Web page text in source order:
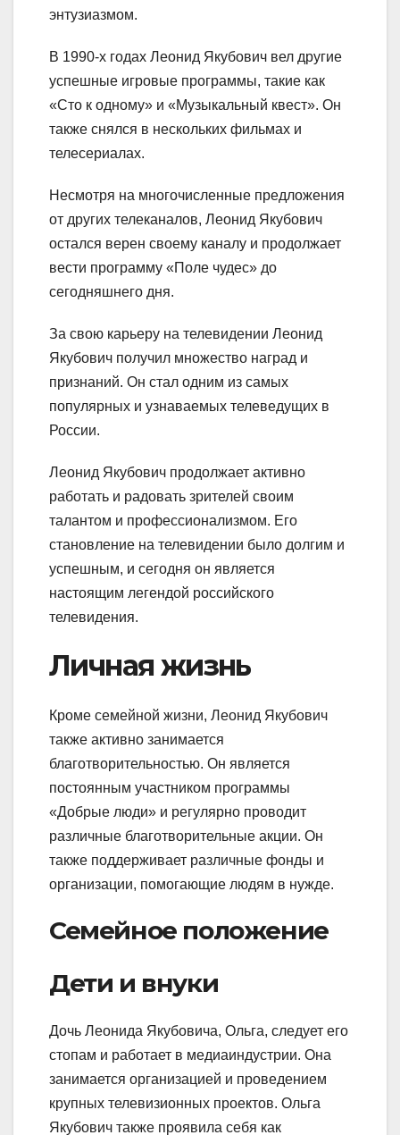
энтузиазмом.
В 1990-х годах Леонид Якубович вел другие
успешные игровые программы, такие как
«Сто к одному» и «Музыкальный квест». Он
также снялся в нескольких фильмах и
телесериалах.
Несмотря на многочисленные предложения
от других телеканалов, Леонид Якубович
остался верен своему каналу и продолжает
вести программу «Поле чудес» до
сегодняшнего дня.
За свою карьеру на телевидении Леонид
Якубович получил множество наград и
признаний. Он стал одним из самых
популярных и узнаваемых телеведущих в
России.
Леонид Якубович продолжает активно
работать и радовать зрителей своим
талантом и профессионализмом. Его
становление на телевидении было долгим и
успешным, и сегодня он является
настоящим легендой российского
телевидения.
Личная жизнь
Кроме семейной жизни, Леонид Якубович
также активно занимается
благотворительностью. Он является
постоянным участником программы
«Добрые люди» и регулярно проводит
различные благотворительные акции. Он
также поддерживает различные фонды и
организации, помогающие людям в нужде.
Семейное положение
Дети и внуки
Дочь Леонида Якубовича, Ольга, следует его
стопам и работает в медиаиндустрии. Она
занимается организацией и проведением
крупных телевизионных проектов. Ольга
Якубович также проявила себя как